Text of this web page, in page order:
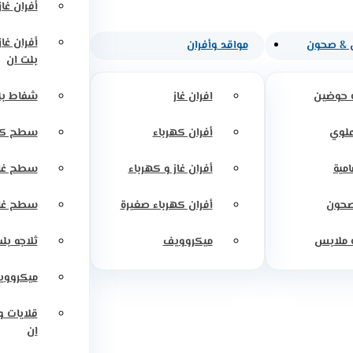
& صحون
حوضين
ملابس
مواقد وأفران
افران غاز
أفران كهرباء
أفران غاز و كهرباء
أفران كهرباء صغيرة
ميكروويف
أفران
أفران
بلت ان
شفاط
سطح
سطح
سطح
ثلاجه
ان